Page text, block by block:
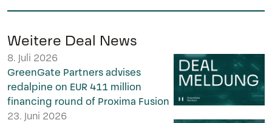
Weitere Deal News
8. Juli 2026
GreenGate Partners advises
redalpine on EUR 411 million
financing round of Proxima Fusion
23. Juni 2026